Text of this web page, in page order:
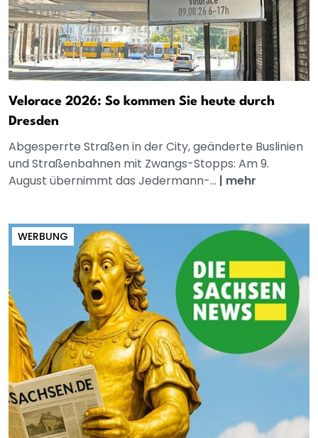
Velorace 2026: So kommen Sie heute durch
Dresden
Abgesperrte Straßen in der City, geänderte Buslinien
und Straßenbahnen mit Zwangs-Stopps: Am 9.
August übernimmt das Jedermann-... | mehr
WERBUNG